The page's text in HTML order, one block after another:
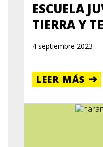
ESCUELA
TIERRA Y
4 septiembre 2023
LEER MÁS